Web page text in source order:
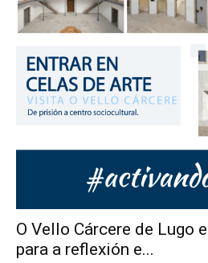
O Vello Cárcere de Lugo
para a reflexión e...